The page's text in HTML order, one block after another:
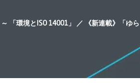
～ 「環境とISO 14001」 ／ 《新連載》「ゆ